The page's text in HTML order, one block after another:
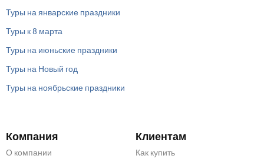
Туры на январские праздники
Туры к 8 марта
Туры на июньские праздники
Туры на Новый год
Туры на ноябрьские праздники
Компания
О компании
Клиентам
Как купить